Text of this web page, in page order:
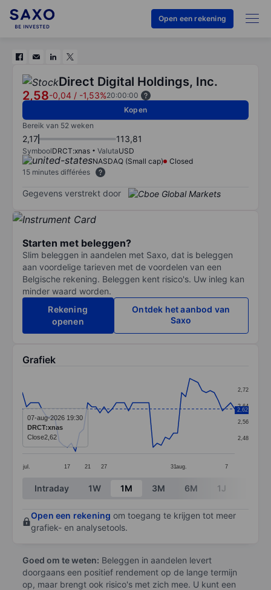
Open een rekening
Direct Digital Holdings, Inc.
2,58-0,04 / -1,53%20:00:00
Kopen
Bereik van 52 weken
2,17 113,81
SymboolDRCT:xnas ValutaUSD
NASDAQ (Small cap)
Closed
15 minutes différées
Gegevens verstrekt door
Starten met beleggen?
Slim beleggen in aandelen met Saxo, dat is beleggen
aan voordelige tarieven met de voordelen van een
Belgische rekening. Beleggen kent risico's. Uw inleg kan
minder waard worden.
Rekening
openen
Ontdek het aanbod van
Saxo
Grafiek
Line chart with 53 data points.
The chart has 1 X axis displaying categories.
The chart has 1 Y axis displaying values. Data
jul. 17 21 27 31aug. 7
2,48
2,56
2,64
2,72
2,62
07-aug-2026 19:30
DRCT:xnas
Close2,62
End of interactive chart.
Intraday 1W 1M 3M 6M 1J
Open een rekening om toegang te krijgen tot meer
grafiek- en analysetools.
Goed om te weten: Beleggen in aandelen levert
doorgaans een positief rendement op de lange termijn
op, maar brengt ook risico's met zich mee. U kunt een